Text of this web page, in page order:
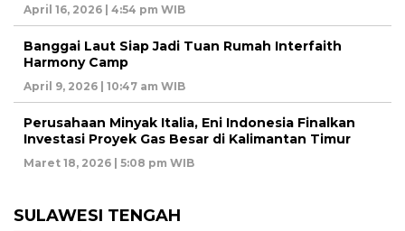
April 16, 2026 | 4:54 pm WIB
Banggai Laut Siap Jadi Tuan Rumah Interfaith
Harmony Camp
April 9, 2026 | 10:47 am WIB
Perusahaan Minyak Italia, Eni Indonesia Finalkan
Investasi Proyek Gas Besar di Kalimantan Timur
Maret 18, 2026 | 5:08 pm WIB
SULAWESI TENGAH